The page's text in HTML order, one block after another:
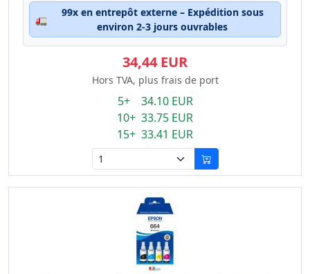
🚛
99x en entrepôt externe – Expédition sous
environ 2-3 jours ouvrables
34,44 EUR
Hors TVA, plus frais de port
5+ 34.10 EUR
10+ 33.75 EUR
15+ 33.41 EUR